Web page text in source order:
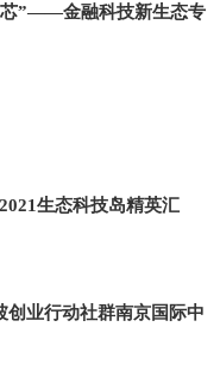
芯”——金融科技新生态专
生态科技岛精英汇
创业行动社群南京国际中